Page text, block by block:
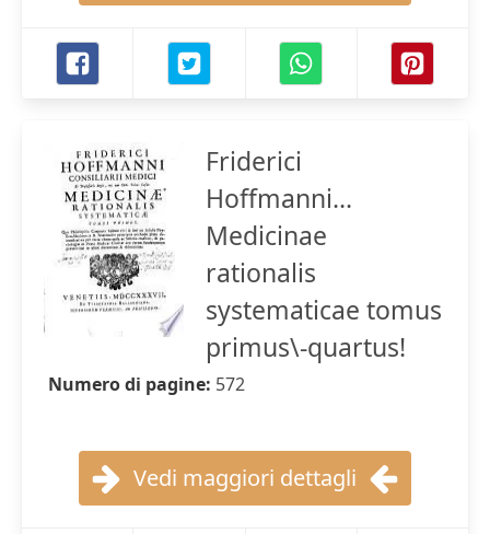
Friderici
Hoffmanni...
Medicinae
rationalis
systematicae tomus
primus\-quartus!
Numero di pagine: 572
Vedi maggiori dettagli